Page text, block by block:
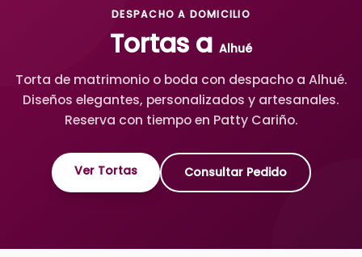
DESPACHO A DOMICILIO
Tortas a Alhué
Torta de matrimonio o boda con despacho a Alhué.
Diseños elegantes, personalizados y artesanales.
Reserva con tiempo en Patty Cariño.
Ver Tortas Consultar Pedido